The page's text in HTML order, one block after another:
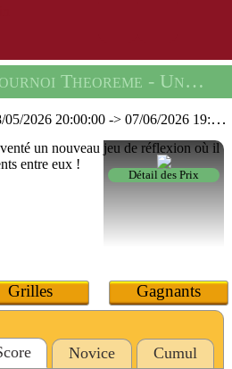
Theoreme - Un Sachet De Graines De Mufliers
05/2026 20:00:00 ->07/06/2026 19:59:59
Détail des Prix
Grilles Gagnants
Novice Cumul